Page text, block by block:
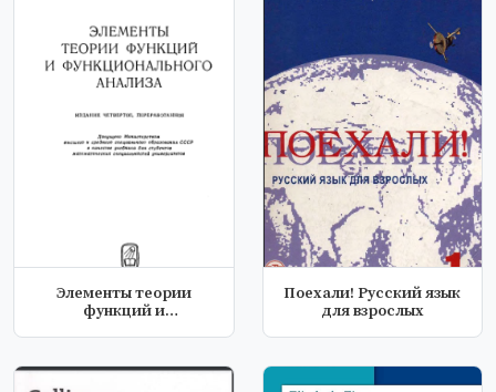
Элементы теории
функций и
Поехали! Русский язык
для взрослых